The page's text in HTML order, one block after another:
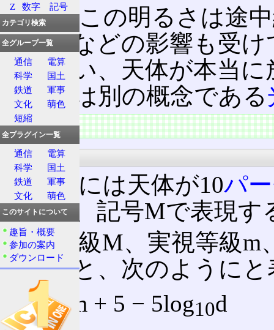
但し、この明るさは途
の吸収などの影響も受
含まない、天体が本当
これとは別の概念である
特徴
計算方法
具体的には天体が10パ
表わし、記号Mで表現す
絶対等級M、実視等級
表わすと、次のように
M = m + 5 − 5log10d
Z
数字 記号
カテゴリ検索
全グループ一覧
通信
電算
科学
国土
鉄道
軍事
文化
萌色
短縮
全プラグイン一覧
通信
電算
科学
国土
鉄道
軍事
文化
萌色
このサイトについて
趣旨・概要
参加の案内
ダウンロード